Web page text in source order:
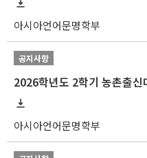
아시아언어문명학부
공지사항
2026학년도 2학기 농촌출
아시아언어문명학부